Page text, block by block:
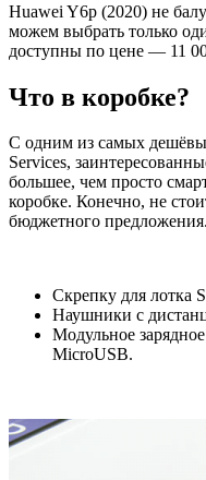
Huawei Y6p (2020) не
можем выбрать только
доступны по цене — 11
Что в коробке?
С одним из самых
Services,
большее, чем просто
коробке. Конечно, не
бюджетного
Скрепку для лотка
Наушники с
Модульное
MicroUSB.